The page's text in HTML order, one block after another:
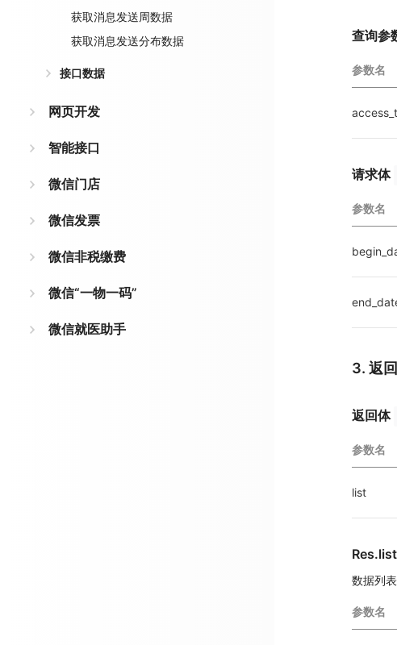
获取消息发送周数据
获取消息发送分布数据
接口数据
网页开发
智能接口
微信门店
微信发票
微信非税缴费
微信“一物一码”
微信就医助手
查询参
参数名
请求体
参数名
3. 返
返回体
参数名
list
数据列表
参数名